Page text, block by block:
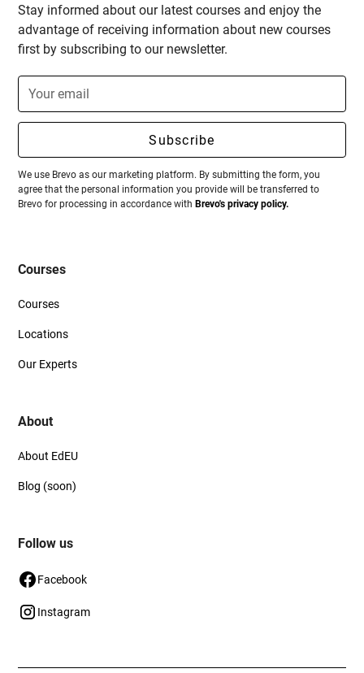
Stay informed about our latest courses and enjoy the
advantage of receiving information about new courses
first by subscribing to our newsletter.
We use Brevo as our marketing platform. By submitting the form, you
agree that the personal information you provide will be transferred to
Brevo for processing in accordance with Brevo's privacy policy.
Courses
Courses
Locations
Our Experts
About
About EdEU
Blog (soon)
Follow us
Facebook
Instagram